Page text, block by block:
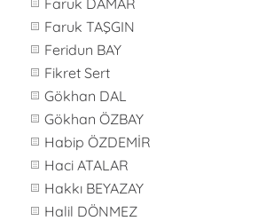
Faruk DAMAR
Faruk TAŞGIN
Feridun BAY
Fikret Sert
Gökhan DAL
Gökhan ÖZBAY
Habip ÖZDEMİR
Haci ATALAR
Hakkı BEYAZAY
Halil DÖNMEZ